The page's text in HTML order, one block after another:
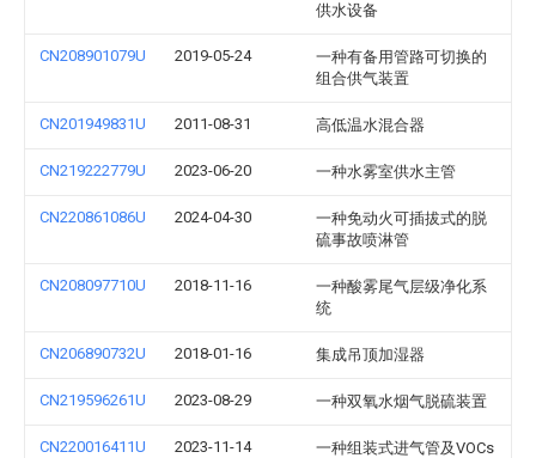
供水设备
CN208901079U 2019-05-24
一种有备用管路可切换的
组合供气装置
CN201949831U 2011-08-31 高低温水混合器
CN219222779U 2023-06-20 一种水雾室供水主管
CN220861086U 2024-04-30
一种免动火可插拔式的脱
硫事故喷淋管
CN208097710U 2018-11-16
一种酸雾尾气层级净化系
统
CN206890732U 2018-01-16 集成吊顶加湿器
CN219596261U 2023-08-29 一种双氧水烟气脱硫装置
CN220016411U 2023-11-14
一种组装式进气管及VOCs